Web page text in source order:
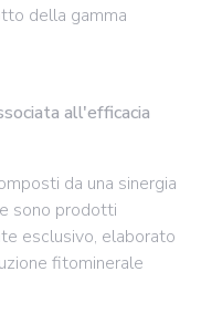
della gamma
all'efficacia
da una sinergia
e sono prodotti
esclusivo, elaborato
fitominerale